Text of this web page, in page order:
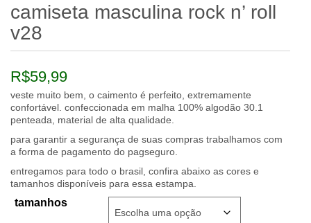
camiseta masculina rock n’ roll
v28
R$59,99
veste muito bem, o caimento é perfeito, extremamente
confortável. confeccionada em malha 100% algodão 30.1
penteada, material de alta qualidade.
para garantir a segurança de suas compras trabalhamos com
a forma de pagamento do pagseguro.
entregamos para todo o brasil, confira abaixo as cores e
tamanhos disponíveis para essa estampa.
tamanhos